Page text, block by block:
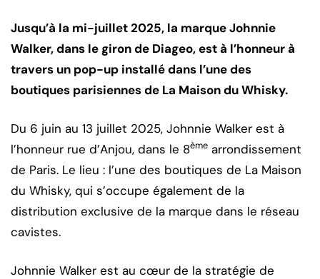
Jusqu’à la mi-juillet 2025, la marque Johnnie
Walker, dans le giron de Diageo, est à l’honneur à
travers un pop-up installé dans l’une des
boutiques parisiennes de La Maison du Whisky.
Du 6 juin au 13 juillet 2025, Johnnie Walker est à
l’honneur rue d’Anjou, dans le 8ème arrondissement
de Paris. Le lieu : l’une des boutiques de La Maison
du Whisky, qui s’occupe également de la
distribution exclusive de la marque dans le réseau
cavistes.
Johnnie Walker est au cœur de la stratégie de